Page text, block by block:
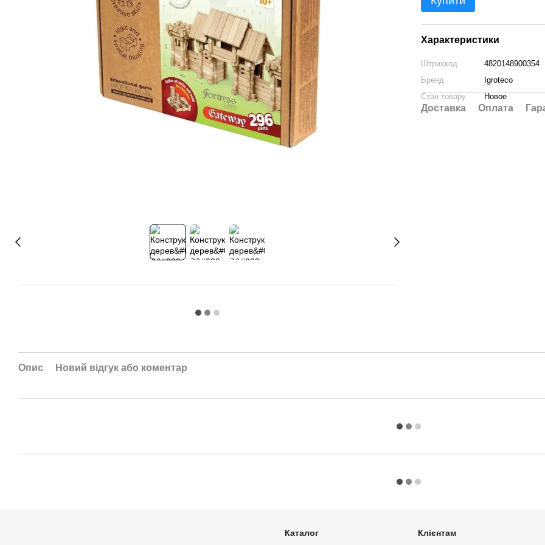
Характеристики
Штрихкод
4820148900354
Бренд
Igroteco
Стан товару
Новое
Доставка Оплата
Опис Новий відгук або коментар
Каталог Клієнтам